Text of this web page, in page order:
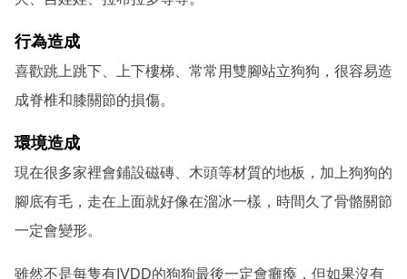
行為造成
喜歡跳上跳下、上下樓梯、常常用雙腳站立狗狗，很容易造
成脊椎和膝關節的損傷。
環境造成
現在很多家裡會鋪設磁磚、木頭等材質的地板，加上狗狗的
腳底有毛，走在上面就好像在溜冰一樣，時間久了骨骼關節
一定會變形。
雖然不是每隻有IVDD的狗狗最後一定會癱瘓，但如果沒有